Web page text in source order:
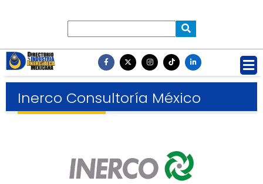
Inerco Consultoría México